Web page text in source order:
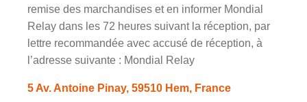
remise des marchandises et en informer Mondial
Relay dans les 72 heures suivant la réception, par
lettre recommandée avec accusé de réception, à
l’adresse suivante : Mondial Relay
5 Av. Antoine Pinay, 59510 Hem, France